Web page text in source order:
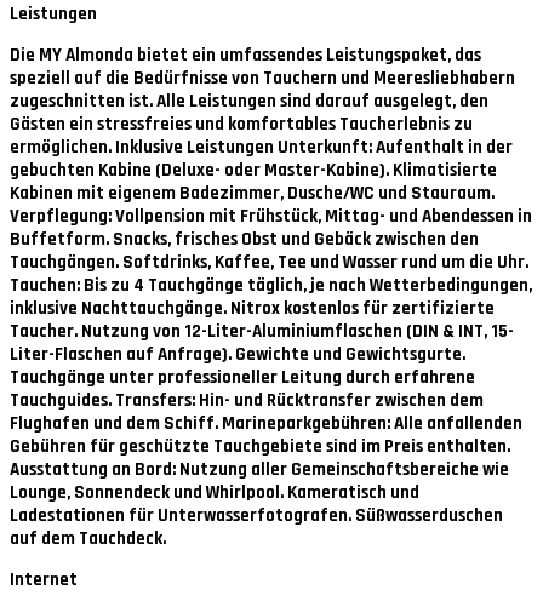
Leistungen
Die MY Almonda bietet ein umfassendes Leistungspaket, das
speziell auf die Bedürfnisse von Tauchern und Meeresliebhabern
zugeschnitten ist. Alle Leistungen sind darauf ausgelegt, den
Gästen ein stressfreies und komfortables Taucherlebnis zu
ermöglichen. Inklusive Leistungen Unterkunft: Aufenthalt in der
gebuchten Kabine (Deluxe- oder Master-Kabine). Klimatisierte
Kabinen mit eigenem Badezimmer, Dusche/WC und Stauraum.
Verpflegung: Vollpension mit Frühstück, Mittag- und Abendessen in
Buffetform. Snacks, frisches Obst und Gebäck zwischen den
Tauchgängen. Softdrinks, Kaffee, Tee und Wasser rund um die Uhr.
Tauchen: Bis zu 4 Tauchgänge täglich, je nach Wetterbedingungen,
inklusive Nachttauchgänge. Nitrox kostenlos für zertifizierte
Taucher. Nutzung von 12-Liter-Aluminiumflaschen (DIN & INT, 15-
Liter-Flaschen auf Anfrage). Gewichte und Gewichtsgurte.
Tauchgänge unter professioneller Leitung durch erfahrene
Tauchguides. Transfers: Hin- und Rücktransfer zwischen dem
Flughafen und dem Schiff. Marineparkgebühren: Alle anfallenden
Gebühren für geschützte Tauchgebiete sind im Preis enthalten.
Ausstattung an Bord: Nutzung aller Gemeinschaftsbereiche wie
Lounge, Sonnendeck und Whirlpool. Kameratisch und
Ladestationen für Unterwasserfotografen. Süßwasserduschen
auf dem Tauchdeck.
Internet